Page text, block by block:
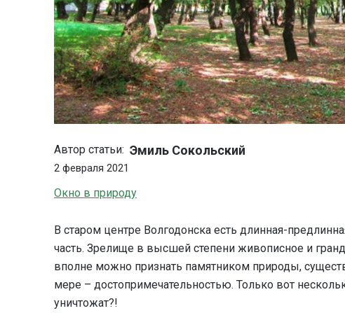
Автор статьи: Эмиль Сокольский
2 февраля 2021
Окно в природу
В старом центре Волгодонска есть длинная-
часть. Зрелище в высшей степени живописное и
вполне можно признать памятником природы,
мере – достопримечательностью. Только вот
уничтожат?!